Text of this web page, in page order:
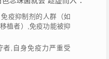
疫抑制剂的人群（如
植者）,免疫功能被抑
者,自身免疫力严重受